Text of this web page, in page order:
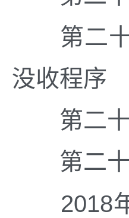
第二十
没收程序
第二十
第二十
2018